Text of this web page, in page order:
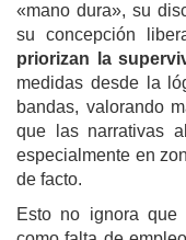
«mano dura», su
su concepción
priorizan la
medidas desde la
bandas, valorando
que las narrativas
especialmente en
de facto.
Esto no ignora que